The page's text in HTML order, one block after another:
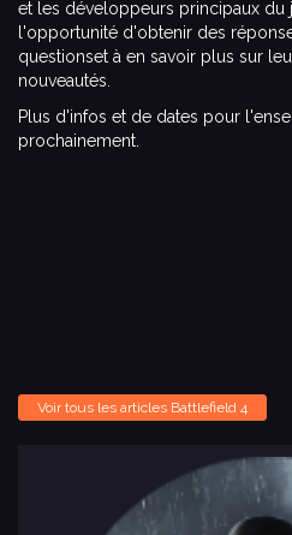
et les développeurs principaux du
l'opportunité d'obtenir des
questionset à en savoir plus sur
nouveautés.
Plus d'infos et de dates pour
prochainement.
Voir tous les articles Battlefield 4